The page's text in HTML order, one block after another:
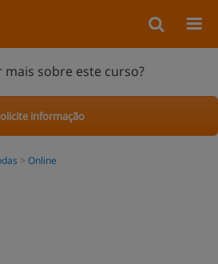
mais sobre este curso?
informação
Online